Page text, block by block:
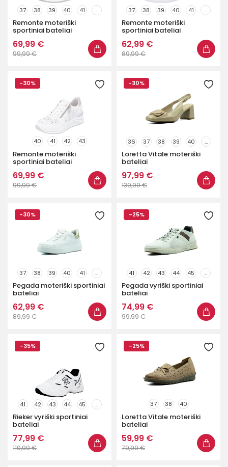
Storapadžiai
Su platforma
Plotis
Parduotuvės
37 38 39 40 41 ...
Remonte moteriški
sportiniai bateliai
69,99 €
99,99 €
37 38 39 40 41 ...
Remonte moteriški
sportiniai bateliai
62,99 €
89,99 €
-30%
40 41 42 43
Remonte moteriški
sportiniai bateliai
69,99 €
99,99 €
-30%
36 37 38 39 40 ...
Loretta Vitale moteriški
bateliai
97,99 €
139,99 €
-30%
37 38 39 40 41 ...
Pegada moteriški sportiniai
bateliai
62,99 €
89,99 €
-25%
41 42 43 44 45 ...
Pegada vyriški sportiniai
bateliai
74,99 €
99,99 €
-35%
41 42 43 44 45 ...
Rieker vyriški sportiniai
bateliai
77,99 €
119,99 €
-25%
37 38 40
Loretta Vitale moteriški
bateliai
59,99 €
79,99 €